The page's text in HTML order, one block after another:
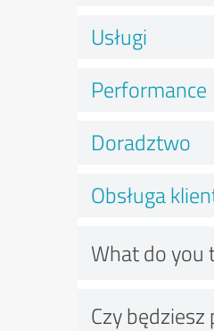
Usługi
Performance
Doradztwo
Obsługa
What do you
Czy